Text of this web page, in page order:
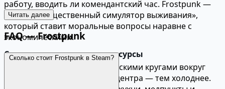
работу, вводить ли комендантский час. Frostpunk —
первый «общественный симулятор выживания»,
который ставит моральные вопросы наравне с
экономическими.
Строительство города и ресурсы
Город строится концентрическими кругами вокруг
генератора. Чем дальше от центра — тем холоднее.
Читать далее
FAQ — Frostpunk
Сколько стоит Frostpunk в Steam?